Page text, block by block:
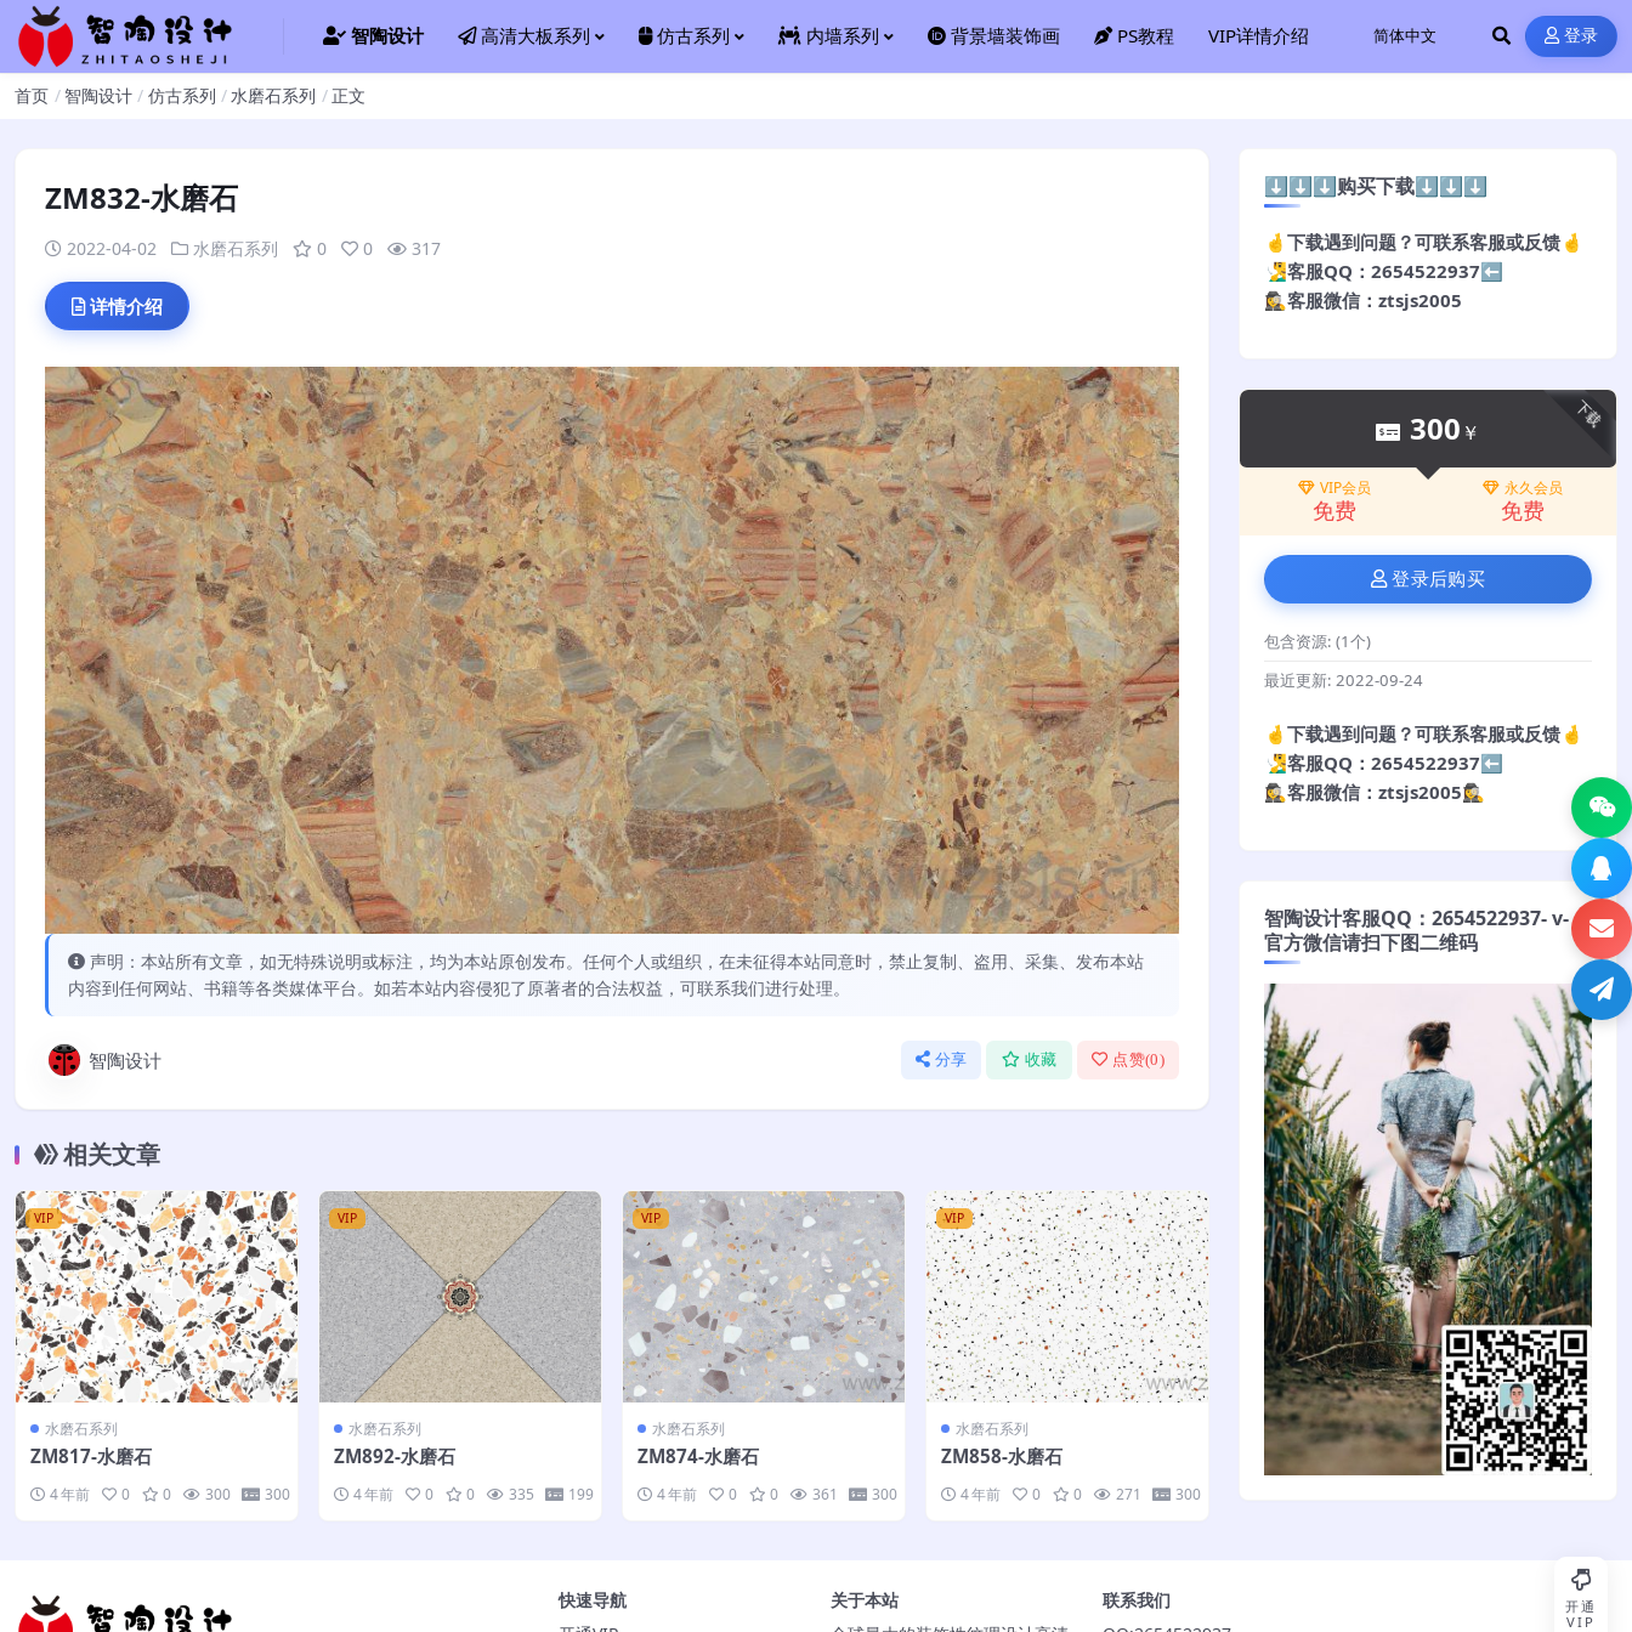
智陶设计 高清大板系列 仿古系列 内墙系列 背景墙装饰画 PS教程 VIP详情介绍 登录
首页 智陶设计 仿古系列 水磨石系列 正文
ZM832-水磨石
2022-04-02 水磨石系列 0 0 317
详情介绍
声明：本站所有文章，如无特殊说明或标注，均为本站原创发布。任何个人或组织，在未征得本站同意时，禁止复制、盗用、采集、发布本站
内容到任何网站、书籍等各类媒体平台。如若本站内容侵犯了原著者的合法权益，可联系我们进行处理。
智陶设计 分享 收藏 点赞(0)
相关文章
VIP
水磨石系列
ZM817-水磨石
4 年前 0 0 300 300
VIP
水磨石系列
ZM892-水磨石
4 年前 0 0 335 199
VIP
水磨石系列
ZM874-水磨石
4 年前 0 0 361 300
VIP
水磨石系列
ZM858-水磨石
4 年前 0 0 271 300
⬇️⬇️⬇️购买下载⬇️⬇️⬇️
🤞下载遇到问题？可联系客服或反馈🤞
🧏‍♂️客服QQ：2654522937⬅️
🕵️‍♀️客服微信：ztsjs2005
下载
300 ￥
VIP会员
免费
永久会员
免费
登录后购买
包含资源: (1个)
最近更新: 2022-09-24
🤞下载遇到问题？可联系客服或反馈🤞
🧏‍♂️客服QQ：2654522937⬅️
🕵️‍♀️客服微信：ztsjs2005🕵️‍♀️
智陶设计客服QQ：2654522937- v-
官方微信请扫下图二维码
快速导航
关于本站
联系我们
开通
VIP